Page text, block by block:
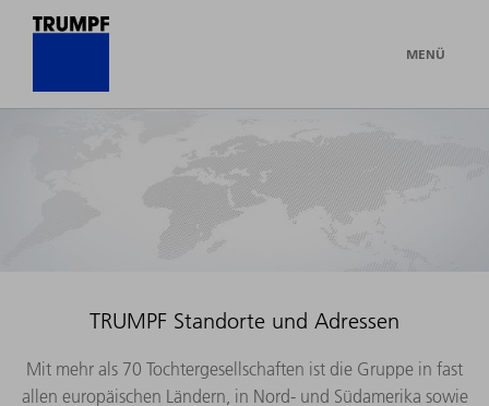
MENÜ
TRUMPF Standorte und Adressen
Mit mehr als 70 Tochtergesellschaften ist die Gruppe in fast
allen europäischen Ländern, in Nord- und Südamerika sowie